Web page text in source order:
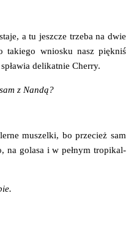
a tu jesz­cze trze­ba na dwie
wnio­sku nasz pięk­niś
deli­kat­nie Cherry.
z Nandą?
muszel­ki, bo prze­cież sam
na gola­sa i w peł­nym tro­pi­kal­